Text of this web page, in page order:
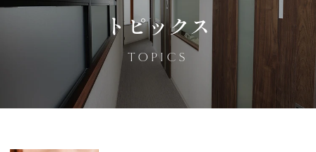
トピックス
TOPICS